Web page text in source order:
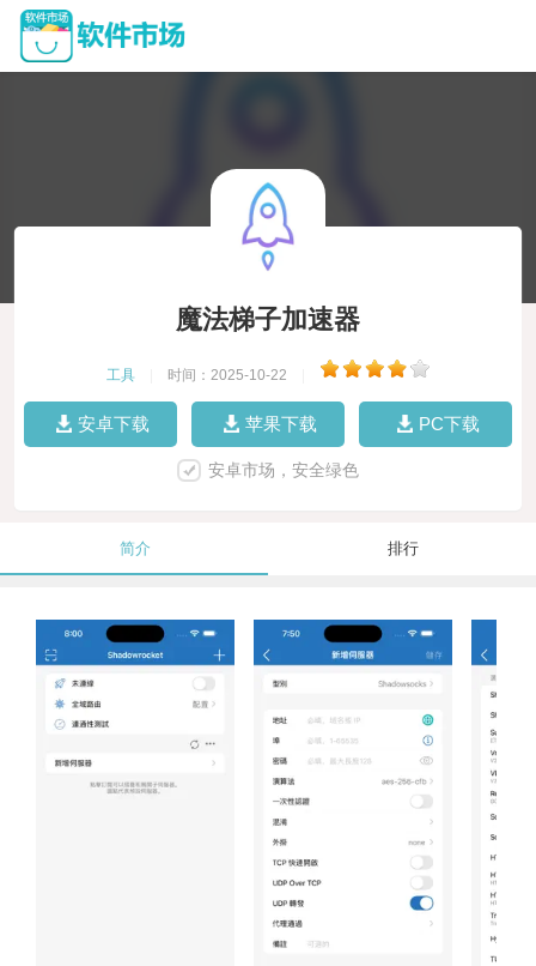
魔法梯子加速器
工具 时间：2025-10-22
安卓下载 苹果下载 PC下载
安卓市场，安全绿色
简介 排行